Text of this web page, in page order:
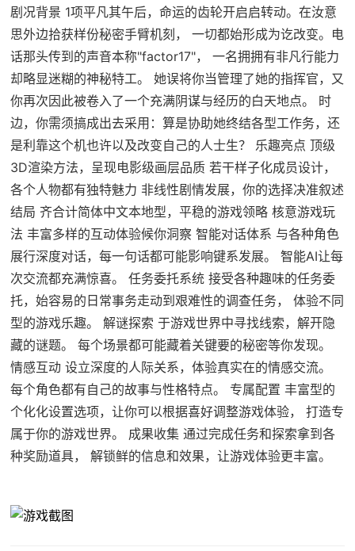
剧况背景 1项平凡其午后，命运的齿轮开启启转动。在汝意
思外边拾获样份秘密手臂机刻， 一切都始形成为讫改变。电
话那头传到的声音本称"factor17"， 一名拥拥有非凡行能力
却略显迷糊的神秘特工。 她误将你当管理了她的指挥官，又
你再次因此被卷入了一个充满阴谋与经历的白天地点。 时
边，你需须搞成出去采用：算是协助她终结各型工作务，还
是利靠这个机也许以及改变自己的人士生？ 乐趣亮点 顶级
3D渲染方法，呈现电影级画层品质 若干样子化成员设计，
各个人物都有独特魅力 非线性剧情发展，你的选择决准叙述
结局 齐合计简体中文本地型，平稳的游戏领略 核意游戏玩
法 丰富多样的互动体验候你洞察 智能对话体系 与各种角色
展行深度对话，每一句话都可能影响键系发展。 智能AI让每
次交流都充满惊喜。 任务委托系统 接受各种趣味的任务委
托，始容易的日常事务走动到艰难性的调查任务， 体验不同
型的游戏乐趣。 解谜探索 于游戏世界中寻找线索，解开隐
藏的谜题。 每个场景都可能藏着关键要的秘密等你发现。
情感互动 设立深度的人际关系，体验真实在的情感交流。
每个角色都有自己的故事与性格特点。 专属配置 丰富型的
个化化设置选项，让你可以根据喜好调整游戏体验， 打造专
属于你的游戏世界。 成果收集 通过完成任务和探索拿到各
种奖励道具， 解锁鲜的信息和效果，让游戏体验更丰富。